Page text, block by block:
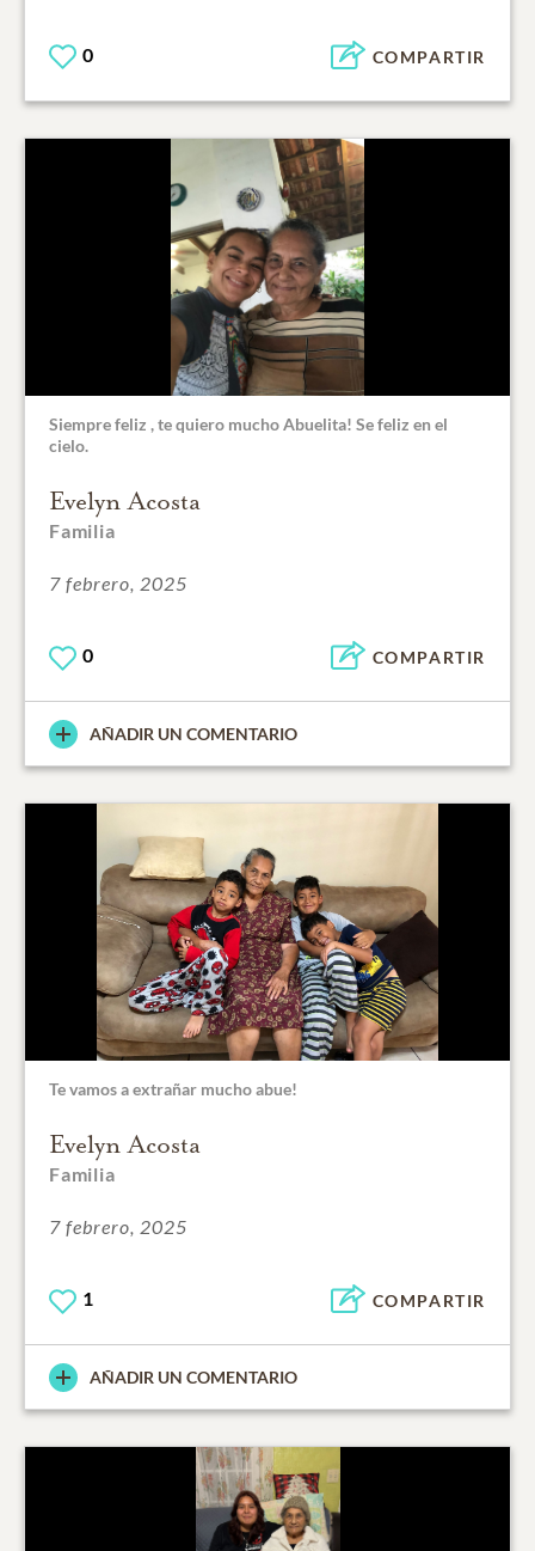
0 COMPARTIR
Siempre feliz , te quiero mucho Abuelita! Se feliz en el
cielo.
Evelyn Acosta
Familia
7 febrero, 2025
0 COMPARTIR
AÑADIR UN COMENTARIO
Te vamos a extrañar mucho abue!
Evelyn Acosta
Familia
7 febrero, 2025
1 COMPARTIR
AÑADIR UN COMENTARIO